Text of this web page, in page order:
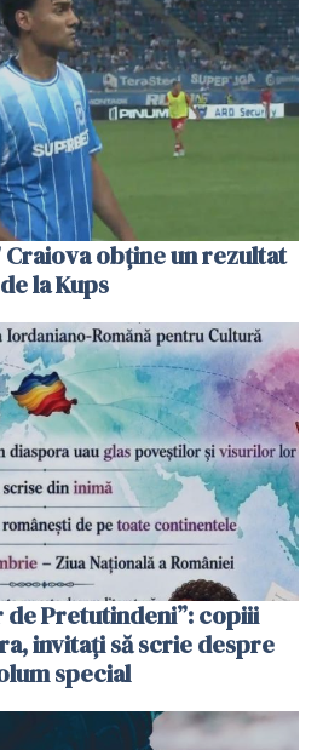
Craiova obține un rezultat
la Kups
de Pretutindeni”: copiii
invitați să scrie despre
special